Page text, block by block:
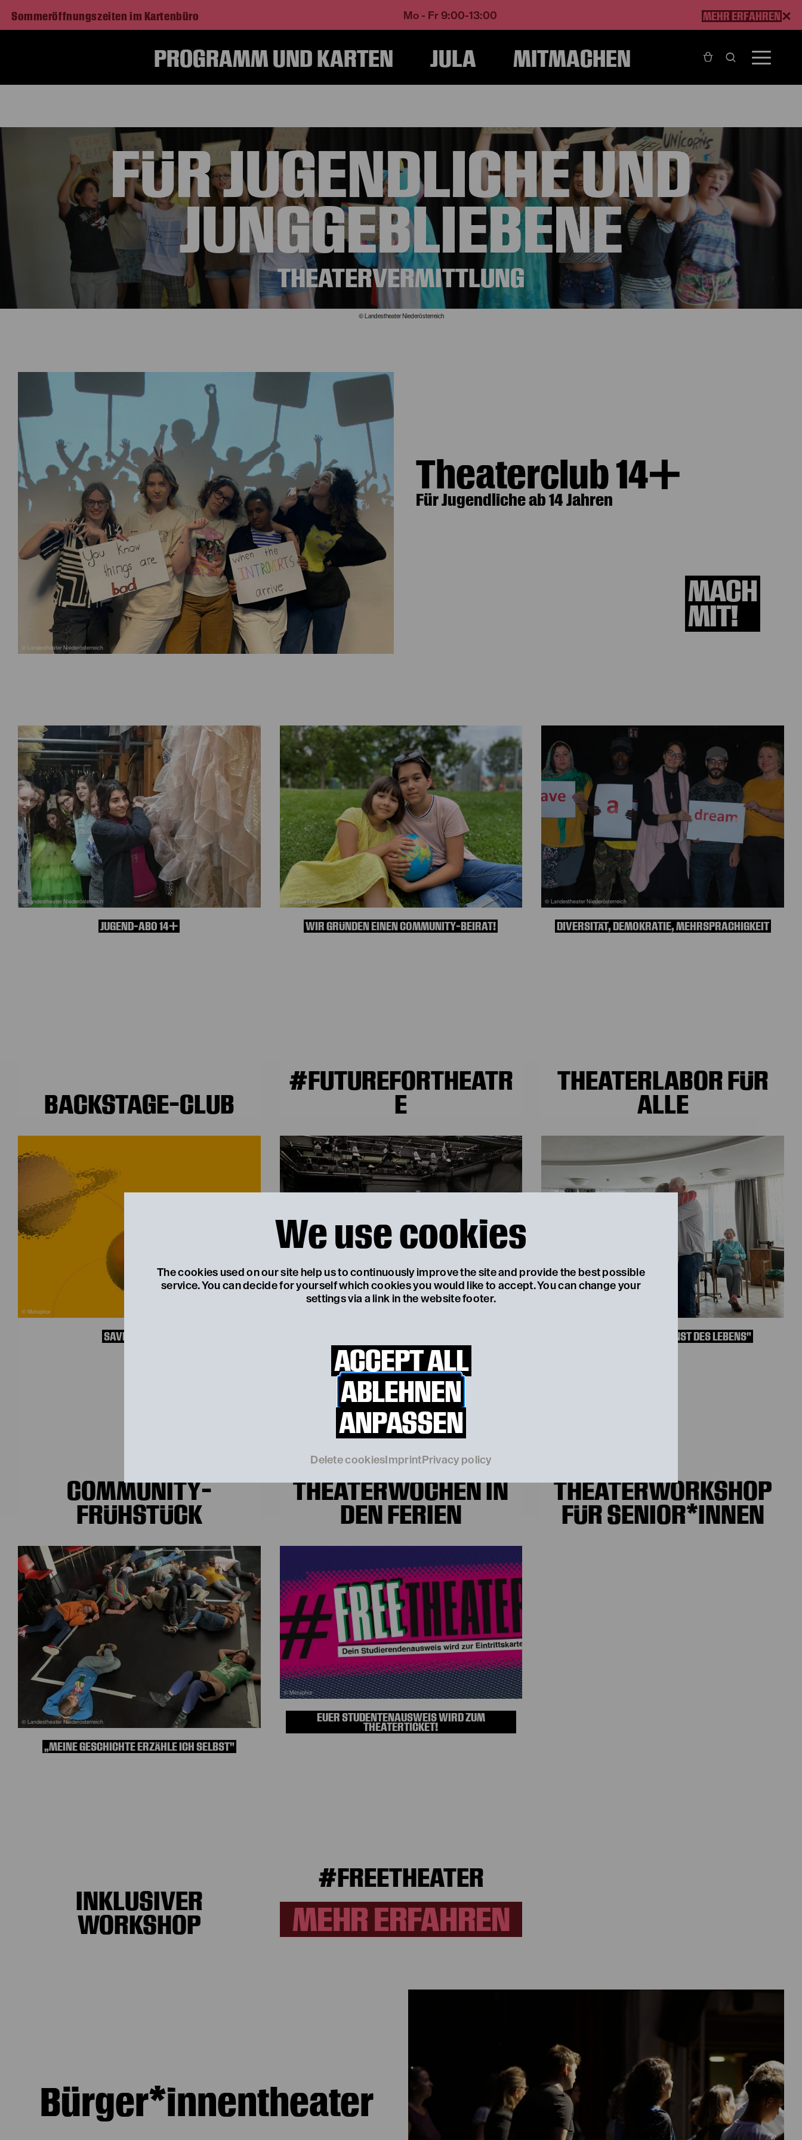
We use cookies
The cookies used on our site help us to continuously improve the site and provide the best possible
service. You can decide for yourself which cookies you would like to accept. You can change your
settings via a link in the website footer.
ACCEPT ALL
ABLEHNEN
ANPASSEN
Delete cookies Imprint Privacy policy
Sommeröffnungszeiten im Kartenbüro Mo - Fr 9:00-13:00 MEHR ERFAHREN
PROGRAMM UND KARTEN JULA MITMACHEN
FÜR JUGENDLICHE UND
JUNGGEBLIEBENE
THEATERVERMITTLUNG
© Landestheater Niederösterreich
© Landestheater Niederösterreich
Theaterclub 14+
Für Jugendliche ab 14 Jahren
MACH
MIT!
© Landestheater Niederösterreich
JUGEND-ABO 14+
BACKSTAGE-CLUB
© Slaviša Nestorović
WIR GRÜNDEN EINEN COMMUNITY-BEIRAT!
#FUTUREFORTHEATR
E
© Landestheater Niederösterreich
DIVERSITÄT, DEMOKRATIE, MEHRSPRACHIGKEIT
THEATERLABOR FÜR
ALLE
© Metaphor
SAVE THE DATE!
COMMUNITY-
FRÜHSTÜCK
THEATERWOCHEN IN
DEN FERIEN
„LACHEN ÜBER DEN ERNST DES LEBENS"
THEATERWORKSHOP
FÜR SENIOR*INNEN
© Landestheater Niederösterreich
„MEINE GESCHICHTE ERZÄHLE ICH SELBST"
INKLUSIVER
WORKSHOP
© Metaphor
EUER STUDENTENAUSWEIS WIRD ZUM
THEATERTICKET!
#FREETHEATER
MEHR ERFAHREN
Bürger*innentheater